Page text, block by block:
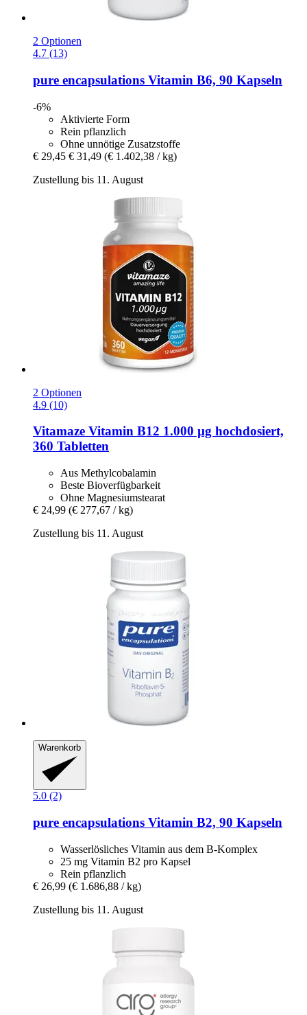
2 Optionen
4.7 (13)
pure encapsulations Vitamin B6, 90 Kapseln
-6%
Aktivierte Form
Rein pflanzlich
Ohne unnötige Zusatzstoffe
€ 29,45 € 31,49 (€ 1.402,38 / kg)
Zustellung bis 11. August
2 Optionen
4.9 (10)
Vitamaze Vitamin B12 1.000 µg hochdosiert,
360 Tabletten
Aus Methylcobalamin
Beste Bioverfügbarkeit
Ohne Magnesiumstearat
€ 24,99 (€ 277,67 / kg)
Zustellung bis 11. August
Warenkorb
5.0 (2)
pure encapsulations Vitamin B2, 90 Kapseln
Wasserlösliches Vitamin aus dem B-Komplex
25 mg Vitamin B2 pro Kapsel
Rein pflanzlich
€ 26,99 (€ 1.686,88 / kg)
Zustellung bis 11. August